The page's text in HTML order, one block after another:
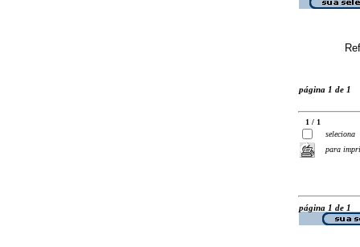
página 1 de 1
1 / 1
seleciona
para
página 1 de 1